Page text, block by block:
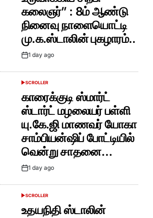
கலைஞர்” : 8ம் ஆண்டு
நினைவு நாளையொட்டி
மு.க.ஸ்டாலின் புகழாரம்..
Post1 day ago
POSTED
SCROLLER
காரைக்குடி ஸ்மார்ட்
ஸ்டார்ட் மழலையர் பள்ளி
யு.கே.ஜி மாணவர் யோகா
சாம்பியன்ஷிப் போட்டியில்
வென்று சாதனை…
Post1 day ago
POSTED
SCROLLER
உதயநிதி ஸ்டாலின்